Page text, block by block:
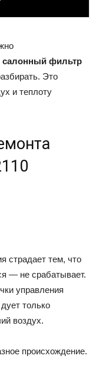
салонный фильтр
Это
и теплоту
страдает тем, что
— не срабатывает.
управления
только
воздух.
происхождение.